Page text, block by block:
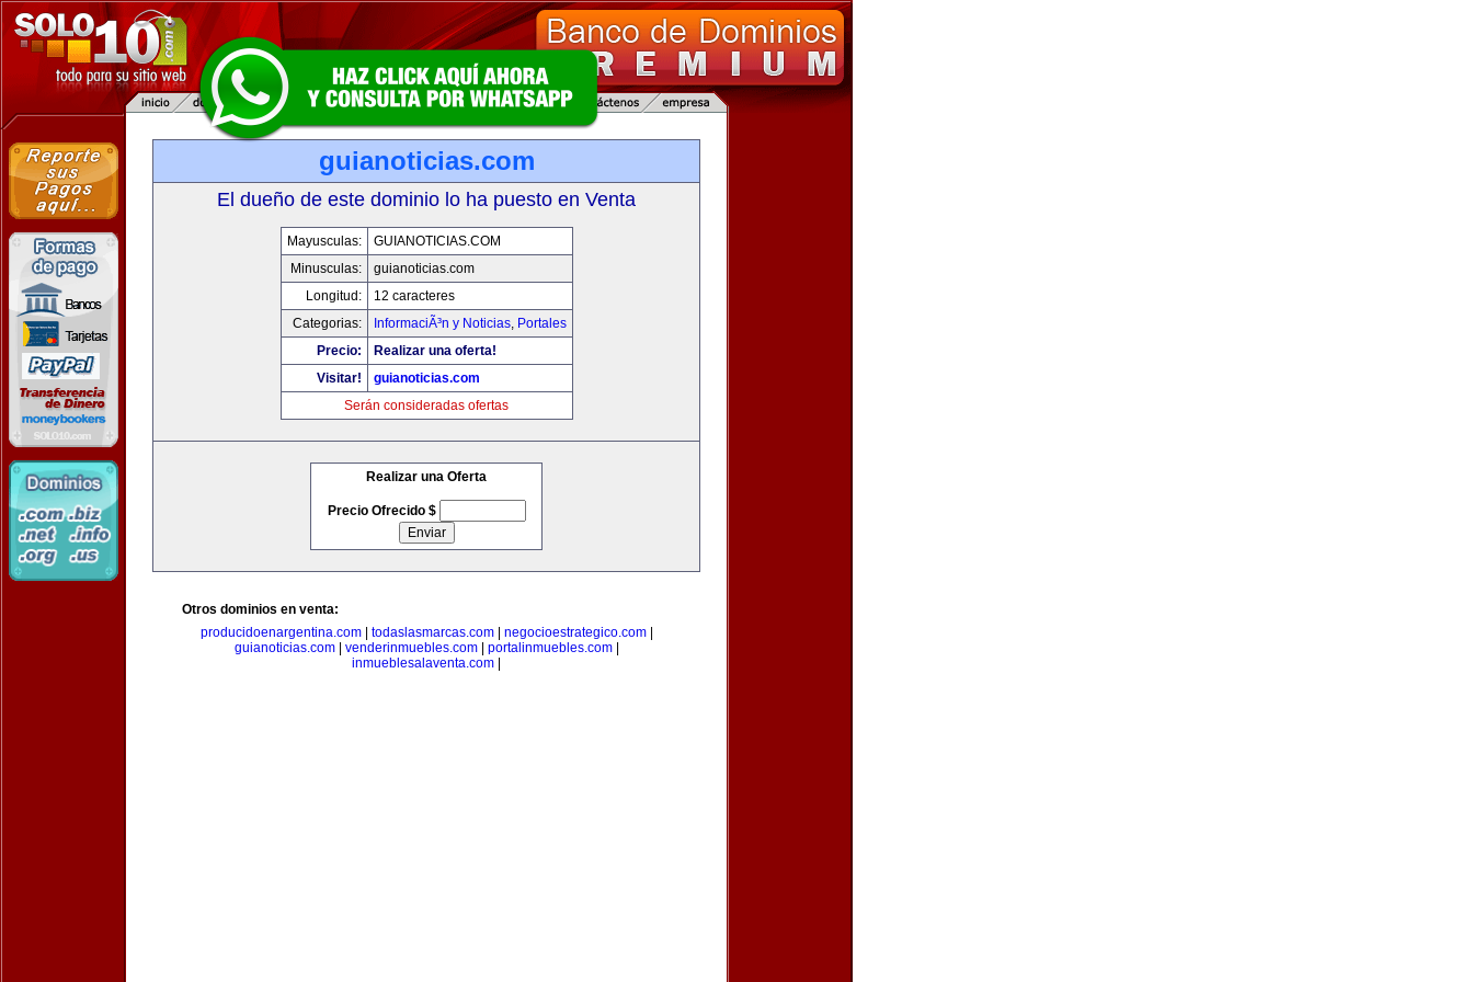
guianoticias.com
El dueño de este dominio lo ha puesto en Venta
Mayusculas:
GUIANOTICIAS.COM
Minusculas:
guianoticias.com
Longitud:
12 caracteres
Categorias:
InformaciÃ³n y Noticias, Portales
Precio:
Realizar una oferta!
Visitar!
guianoticias.com
Serán consideradas ofertas
Realizar una Oferta
Precio Ofrecido $
Otros dominios en venta:
producidoenargentina.com| todaslasmarcas.com| negocioestrategico.com|
guianoticias.com| venderinmuebles.com| portalinmuebles.com|
inmueblesalaventa.com